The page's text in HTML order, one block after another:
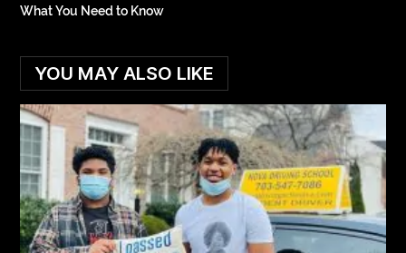
What You Need to Know
YOU MAY ALSO LIKE